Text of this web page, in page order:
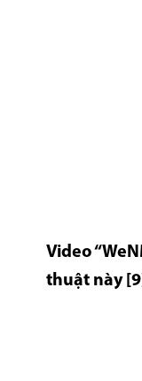
Video
thuật này